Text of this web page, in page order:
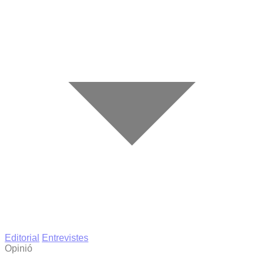
Editorial
Entrevistes
Opinió